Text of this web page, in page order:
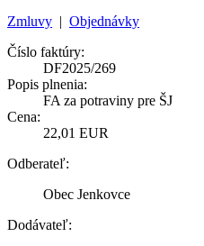
Zmluvy | Objednávky
Číslo faktúry:
DF2025/269
Popis plnenia:
FA za potraviny pre ŠJ
Cena:
22,01 EUR
Odberateľ:
Obec Jenkovce
Dodávateľ: